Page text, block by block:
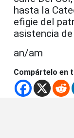
hasta la
efigie del
asistencia
an/am
Compártelo en